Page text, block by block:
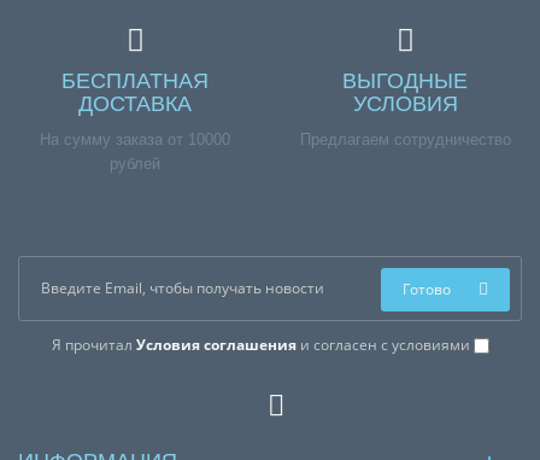
БЕСПЛАТНАЯ
ДОСТАВКА
На сумму заказа от 10000
рублей
ВЫГОДНЫЕ
УСЛОВИЯ
Предлагаем сотрудничество
Я прочитал Условия соглашенияи согласен с условиями
Готово